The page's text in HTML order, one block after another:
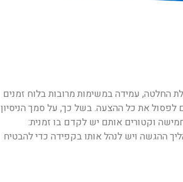
החלטה, עמידה במשימות מרובות בלוח זמנים
לפסול את כל ההצעה. בשל כך, על סמך הניסיון
וקטורים אותם יש לקדם בו זמנית:
ההגשה ויש לנהל אותו בקפידה כדי להבטיח